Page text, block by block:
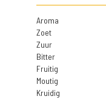
Aroma
Zoet
Zuur
Bitter
Fruitig
Moutig
Kruidig